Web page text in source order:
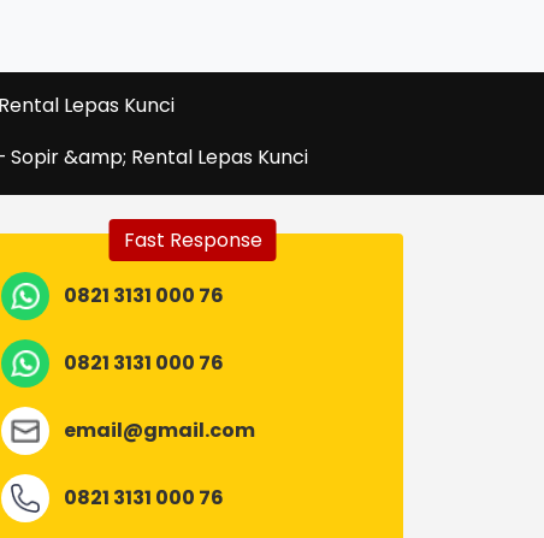
Lepas Kunci
&amp; Rental Lepas Kunci
Fast Response
0821 3131 000 76
0821 3131 000 76
email@gmail.com
0821 3131 000 76